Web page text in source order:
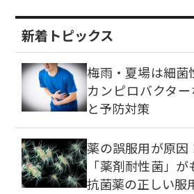
新着トピックス
梅雨・夏場は細菌
カンピロバクタ
と予防対策
薬の誤服用が原因
「薬剤耐性菌」
抗菌薬の正しい服